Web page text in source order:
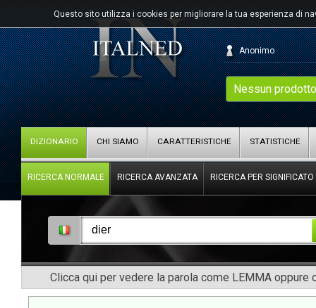
Questo sito utilizza i cookies per migliorare la tua esperienza di
Nessun
Anonimo
DIZIONARIO CHI SIAMO CARATTERISTICHE STATISTICHE
RICERCA NORMALE RICERCA AVANZATA RICERCA PER SIGNIFICATO
Clicca qui per vedere la parola come LEMMA oppure